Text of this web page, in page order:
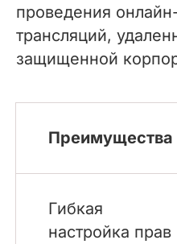
проведения
трансляций,
защищенной
Преимущества
Гибкая
настройка прав